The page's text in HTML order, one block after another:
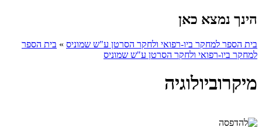
הינך נמצא כאן
בית הספר למחקר ביו-רפואי ולחקר הסרטן ע"ש שמוניס » בית הספר
למחקר ביו-רפואי ולחקר הסרטן ע"ש שמוניס
מיקרוביולוגיה